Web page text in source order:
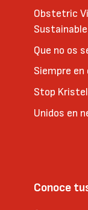
Obstetric
Que no os
Siempre en
Stop
Unidos en
Conoce